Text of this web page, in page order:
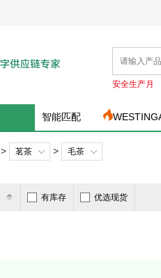
安全生产月
智能匹配
> 茗茶 > 毛茶
有库存 优选现货